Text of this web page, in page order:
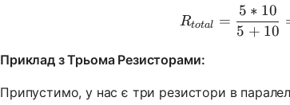
Rtotal =
5 + 10
5 ∗ 10
Приклад з Трьома Резисторами:
Припустимо, у нас є три резистори в